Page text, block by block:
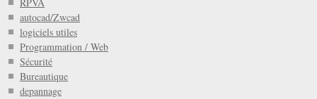
autocad/Zwcad
logiciels utiles
Programmation / Web
Sécurité
Bureautique
depannage